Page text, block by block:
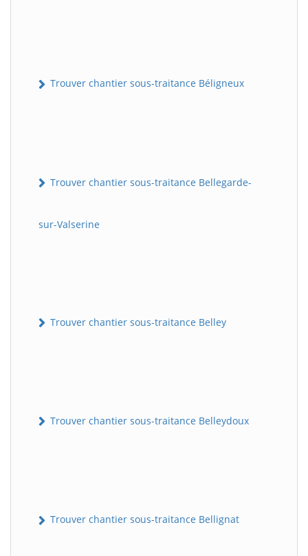
Trouver chantier sous-traitance Béligneux
Trouver chantier sous-traitance Bellegarde-
sur-Valserine
Trouver chantier sous-traitance Belley
Trouver chantier sous-traitance Belleydoux
Trouver chantier sous-traitance Bellignat